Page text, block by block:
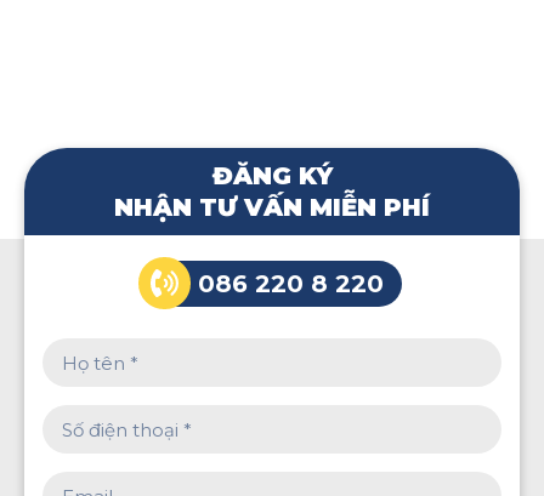
ĐĂNG KÝ
NHẬN TƯ VẤN MIỄN PHÍ
086 220 8 220